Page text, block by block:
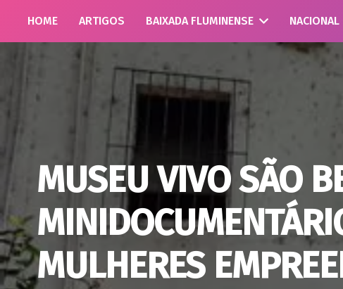
HOME ARTIGOS BAIXADA FLUMINENSE NACIONAL
MUSEU VIVO SÃO
MULHERES